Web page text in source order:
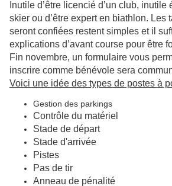
Inutile d’être licencié d’un club,
skier ou d’être expert en biathlon. Les
seront confiées restent simples et il
explications d’avant course pour être
Fin novembre, un formulaire vous
inscrire comme bénévole sera
Voici une idée des types de postes à
Gestion des parkings
Contrôle du matériel
Stade de départ
Stade d'arrivée
Pistes
Pas de tir
Anneau de pénalité